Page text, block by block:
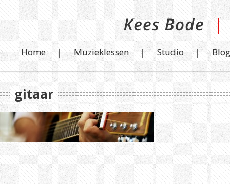
Home Muzieklessen Studio Blog
gitaar